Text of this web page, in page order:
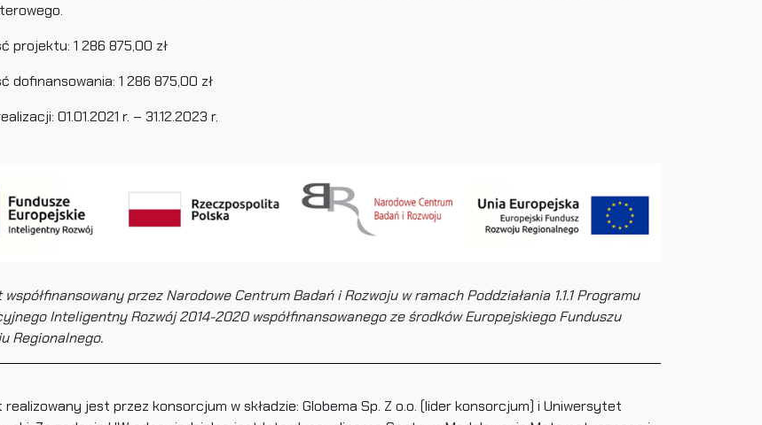
projektu: 1 286 875,00 zł
dofinansowania: 1 286 875,00 zł
01.01.2021 r. – 31.12.2023 r.
przez Narodowe Centrum Badań i Rozwoju w ramach Poddziałania 1.1.1 Programu
Inteligentny Rozwój 2014-2020 współfinansowanego ze środków Europejskiego Funduszu
Regionalnego.
jest przez konsorcjum w składzie: Globema Sp. Z o.o. (lider konsorcjum) i Uniwersytet